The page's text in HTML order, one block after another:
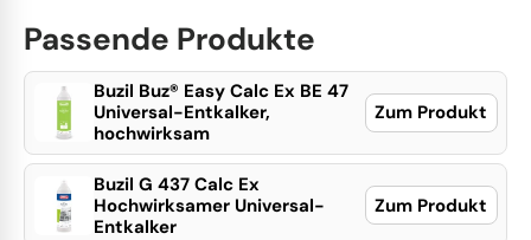
Passende Produkte
Buzil Buz® Easy Calc Ex BE 47
Universal-Entkalker,
hochwirksam
Zum Produkt
Buzil G 437 Calc Ex
Hochwirksamer Universal-
Entkalker
Zum Produkt